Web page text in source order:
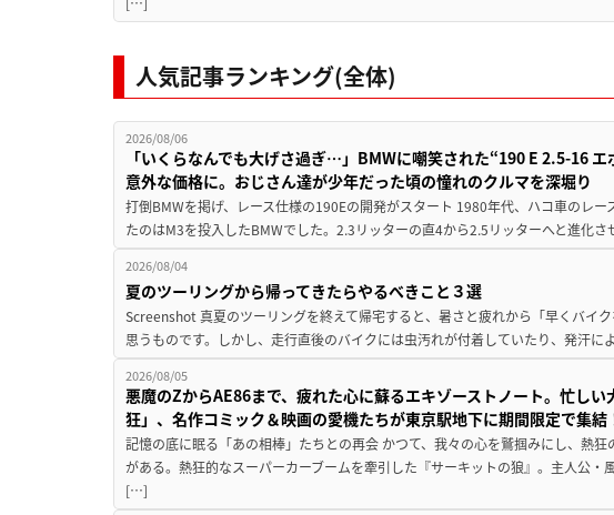
人気記事ランキング(全体)
2026/08/06
「いくらなんでも大げさ過ぎ…」BMWに嘲笑された“190 E 2.5-16
意外な価格に。おじさん達が少年だった頃の憧れのクルマを深堀り
打倒BMWを掲げ、レース仕様の190Eの開発がスタート 1980年代、ハコ車のレー
たのはM3を投入したBMWでした。2.3リッターの直4から2.5リッターへと進化
2026/08/04
夏のツーリングから帰ってきたらやるべきこと３選
Screenshot 真夏のツーリングを終えて帰宅すると、暑さと疲れから「早くバイ
思うものです。しかし、走行直後のバイクには虫汚れが付着していたり、発汗
2026/08/05
悪魔のZからAE86まで、疲れた心に蘇るエキゾーストノート。忙し
狂」、名作コミック＆映画の愛機たちが東京駅地下に期間限定で集結
記憶の底に眠る「あの相棒」たちとの再会 かつて、我々の心を鷲掴みにし、熱狂
がある。熱狂的なスーパーカーブームを牽引した『サーキットの狼』。主人公・
[…]